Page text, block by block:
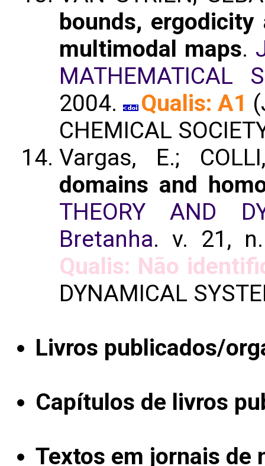
bounds,
multimodal maps.
MATHEMATICAL
2004.
Qualis: A1
CHEMICAL
Vargas, E.;
domains and
THEORY AND
Bretanha. v. 21,
Qualis: Não
DYNAMICAL
Livros publicados/
Capítulos de livros
Textos em jornais